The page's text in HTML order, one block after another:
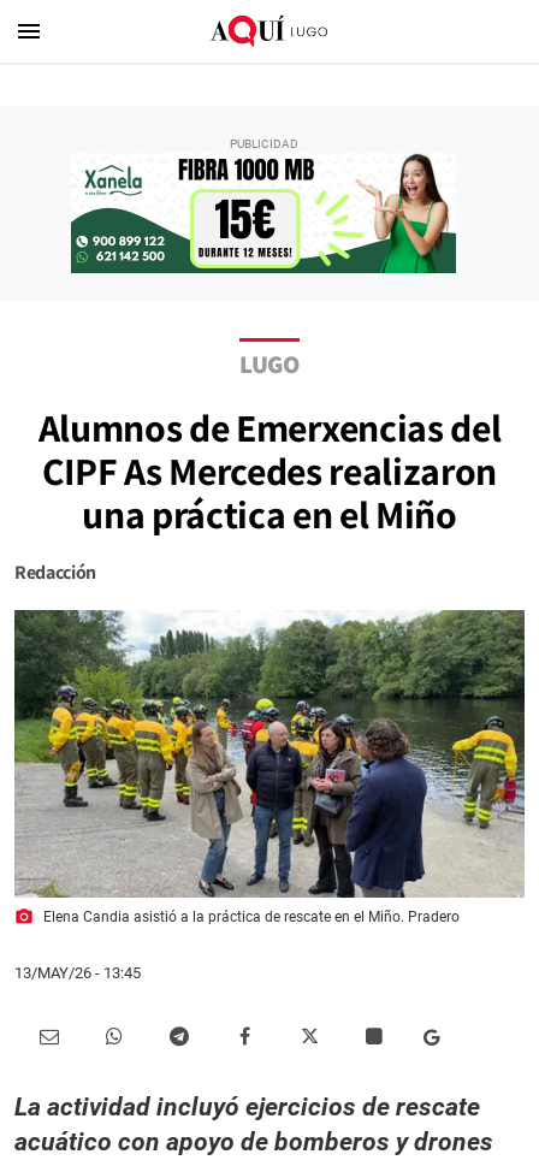
menu
LUGO
Alumnos de Emerxencias del
CIPF As Mercedes realizaron
una práctica en el Miño
Redacción
photo_camera Elena Candia asistió a la práctica de rescate en el Miño. Pradero
13/MAY/26 - 13:45
La actividad incluyó ejercicios de rescate
acuático con apoyo de bomberos y drones